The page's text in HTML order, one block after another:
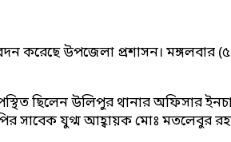
করেছে উপজেলা প্রশাসন। মঙ্গলবার
ছিলেন উলিপুর থানার অফিসার
যুগ্ম আহ্বায়ক মোঃ মতলেবুর